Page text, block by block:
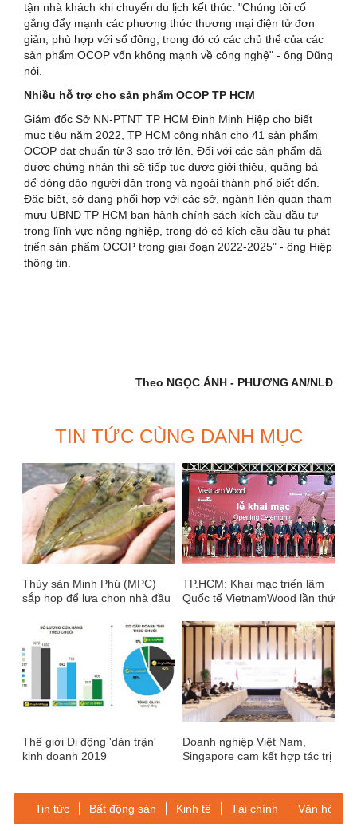
tận nhà khách khi chuyến du lịch kết thúc. "Chúng tôi cố
gắng đẩy mạnh các phương thức thương mại điện tử đơn
giản, phù hợp với số đông, trong đó có các chủ thể của các
sản phẩm OCOP vốn không mạnh về công nghệ" - ông Dũng
nói.
Nhiều hỗ trợ cho sản phẩm OCOP TP HCM
Giám đốc Sở NN-PTNT TP HCM Đinh Minh Hiệp cho biết
mục tiêu năm 2022, TP HCM công nhận cho 41 sản phẩm
OCOP đạt chuẩn từ 3 sao trở lên. Đối với các sản phẩm đã
được chứng nhận thì sẽ tiếp tục được giới thiệu, quảng bá
để đông đảo người dân trong và ngoài thành phố biết đến.
Đặc biệt, sở đang phối hợp với các sở, ngành liên quan tham
mưu UBND TP HCM ban hành chính sách kích cầu đầu tư
trong lĩnh vực nông nghiệp, trong đó có kích cầu đầu tư phát
triển sản phẩm OCOP trong giai đoạn 2022-2025" - ông Hiệp
thông tin.
Theo NGỌC ÁNH - PHƯƠNG AN/NLĐ
TIN TỨC CÙNG DANH MỤC
Thủy sản Minh Phú (MPC)
sắp họp để lựa chọn nhà đầu
TP.HCM: Khai mạc triển lãm
Quốc tế VietnamWood lần thứ
Thế giới Di động 'dàn trận'
kinh doanh 2019
Doanh nghiệp Việt Nam,
Singapore cam kết hợp tác trị
Tin tức Bất động sản Kinh tế Tài chính Văn hóa-